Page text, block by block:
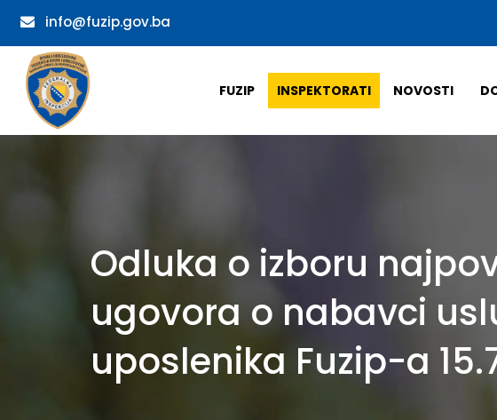
info@fuzip.gov.ba
FUZIP INSPEKTORATI NOVOSTI
Odluka o izboru
ugovora o nabavci
uposlenika Fuzip-a